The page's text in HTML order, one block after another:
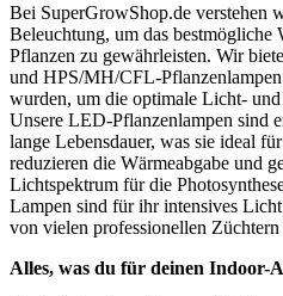
Bei SuperGrowShop.de verstehen
Beleuchtung, um das bestmögliche
Pflanzen zu gewährleisten. Wir
und HPS/MH/CFL-
wurden, um die optimale Licht-
Unsere LED-Pflanzenlampen sind
lange Lebensdauer, was sie ideal
reduzieren die Wärmeabgabe und
Lichtspektrum für die
Lampen sind für ihr intensives
von vielen professionellen
Alles, was du für deinen Indoor-